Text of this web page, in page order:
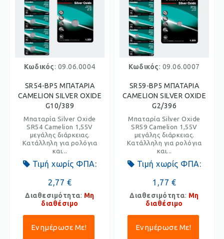
Κωδικός: 09.06.0004
SR54-BP5 ΜΠΑΤΑΡΙΑ
CAMELION SILVER OXIDE
G10/389
Μπαταρία Silver Oxide
SR54 Camelion 1,55V
μεγάλης διάρκειας.
Κατάλληλη για ρολόγια
και...
Τιμή χωρίς ΦΠΑ:
2,77 €
Διαθεσιμότητα: Μη
διαθέσιμο
Ενημέρωσε Με!
Κωδικός: 09.06.0007
SR59-BP5 ΜΠΑΤΑΡΙΑ
CAMELION SILVER OXIDE
G2/396
Μπαταρία Silver Oxide
SR59 Camelion 1,55V
μεγάλης διάρκειας.
Κατάλληλη για ρολόγια
και...
Τιμή χωρίς ΦΠΑ:
1,77 €
Διαθεσιμότητα: Μη
διαθέσιμο
Ενημέρωσε Με!